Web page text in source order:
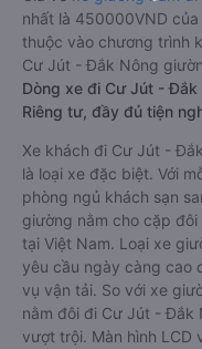
nhất là 450000VND
thuộc vào chương trình
Cư Jút - Đắk Nông
Dòng xe đi Cư Jút -
Riêng tư, đầy đủ tiện
Xe khách đi Cư Jút -
là loại xe đặc biệt. Với
phòng ngủ khách sạn
giường nằm cho cặp
tại Việt Nam. Loại xe
yêu cầu ngày càng cao
vụ vận tải. So với xe
nằm đôi đi Cư Jút - Đắk
vượt trội. Màn hình LCD